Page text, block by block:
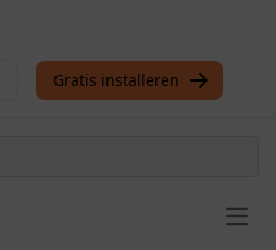
Gratis installeren